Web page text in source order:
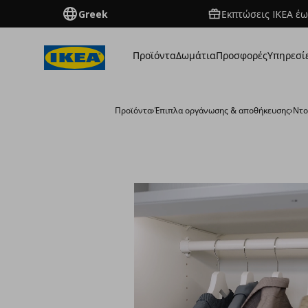
Greek Εκπτώσεις IKEA
ΠροϊόνταΔωμάτιαΠροσφορές
Προϊόντα›Έπιπλα οργάνωσης & αποθήκευσης›